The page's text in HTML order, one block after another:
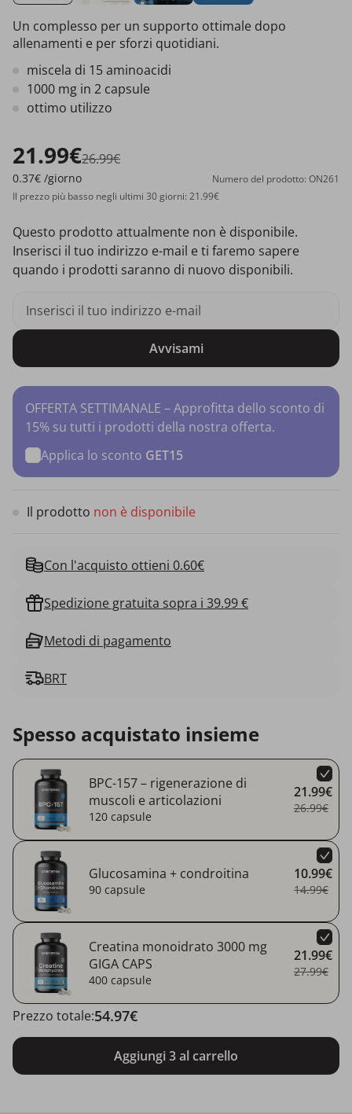
Un complesso per un supporto ottimale dopo
allenamenti e per sforzi quotidiani.
miscela di 15 aminoacidi
1000 mg in 2 capsule
ottimo utilizzo
21.99€26.99€
0.37€ /giorno
Numero del prodotto: ON261
Il prezzo più basso negli ultimi 30 giorni: 21.99€
Questo prodotto attualmente non è disponibile.
Inserisci il tuo indirizzo e-mail e ti faremo sapere
quando i prodotti saranno di nuovo disponibili.
Avvisami
OFFERTA SETTIMANALE – Approfitta dello sconto di
15% su tutti i prodotti della nostra offerta.
Applica lo sconto GET15
Il prodotto non è disponibile
Con l'acquisto ottieni 0.60€
Spedizione gratuita sopra i 39.99 €
Metodi di pagamento
BRT
Spesso acquistato insieme
BPC-157 – rigenerazione di
muscoli e articolazioni
120 capsule
21.99€
26.99€
Glucosamina + condroitina
90 capsule
10.99€
14.99€
Creatina monoidrato 3000 mg
GIGA CAPS
400 capsule
21.99€
27.99€
Aggiungi 3 al carrello
Prezzo totale:54.97€